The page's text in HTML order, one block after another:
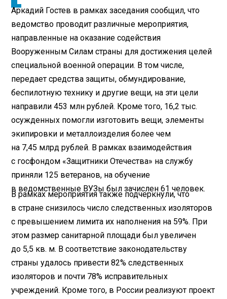
Аркадий Гостев в рамках заседания сообщил, что
ведомство проводит различные мероприятия,
направленные на оказание содействия
Вооруженным Силам страны для достижения целей
специальной военной операции. В том числе,
передает средства защиты, обмундирование,
беспилотную технику и другие вещи, на эти цели
направили 453 млн рублей. Кроме того, 16,2 тыс.
осужденных помогли изготовить вещи, элементы
экипировки и металлоизделия более чем
на 7,45 млрд рублей. В рамках взаимодействия
с госфондом «Защитники Отечества» на службу
приняли 125 ветеранов, на обучение
в ведомственные ВУЗы был зачислен 61 человек.
В рамках мероприятия также подчеркнули, что
в стране снизилось число следственных изоляторов
с превышением лимита их наполнения на 59%. При
этом размер санитарной площади был увеличен
до 5,5 кв. м. В соответствие законодательству
страны удалось привести 82% следственных
изоляторов и почти 78% исправительных
учреждений. Кроме того, в России реализуют проект